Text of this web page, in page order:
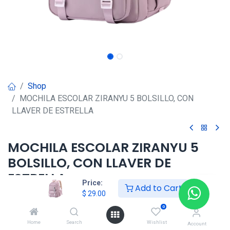
Price:
$ 29.00 Add to Cart
Home Search
0
Wishlist Account
Shop
MOCHILA ESCOLAR ZIRANYU 5 BOLSILLO, CON
LLAVER DE ESTRELLA
MOCHILA ESCOLAR ZIRANYU 5
BOLSILLO, CON LLAVER DE
ESTRELLA